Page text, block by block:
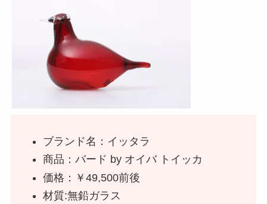
ブランド名：イッタラ
商品：バード by オイバ トイッカ
価格：￥49,500前後
材質:無鉛ガラス